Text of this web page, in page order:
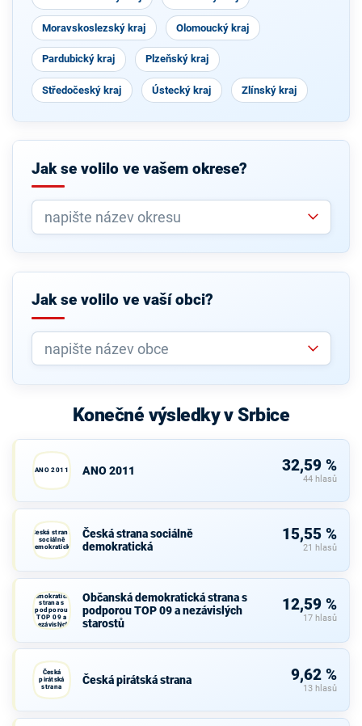
Moravskoslezský kraj Olomoucký kraj
Pardubický kraj Plzeňský kraj
Středočeský kraj Ústecký kraj Zlínský kraj
Jak se volilo ve vašem okrese?
Jak se volilo ve vaší obci?
Konečné výsledky v Srbice
ANO 2011 ANO 2011 32,59 %
44 hlasů
Česká strana
sociálně
demokratická
Česká strana sociálně
demokratická
15,55 %
21 hlasů
demokratická
strana s
podporou
TOP 09 a
nezávislých
starostů
Občanská demokratická strana s
podporou TOP 09 a nezávislých
starostů
12,59 %
17 hlasů
Česká
pirátská
strana
Česká pirátská strana 9,62 %
13 hlasů